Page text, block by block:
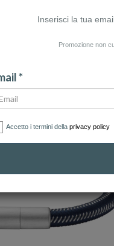
Inserisci la tua
Promozione non
*
Accetto i termini della privacy policy